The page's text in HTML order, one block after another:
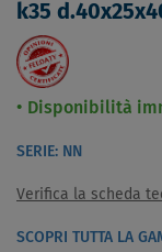
k35
Disponibilità
SERIE: NN
Verifica la scheda
SCOPRI TUTTA LA